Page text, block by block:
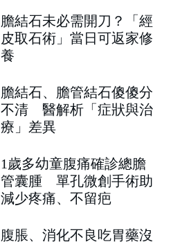
膽結石未必需開刀？「經
皮取石術」當日可返家修
養
膽結石、膽管結石傻傻分
不清 醫解析「症狀與治
療」差異
1歲多幼童腹痛確診總膽
管囊腫 單孔微創手術助
減少疼痛、不留疤
腹脹、消化不良吃胃藥沒